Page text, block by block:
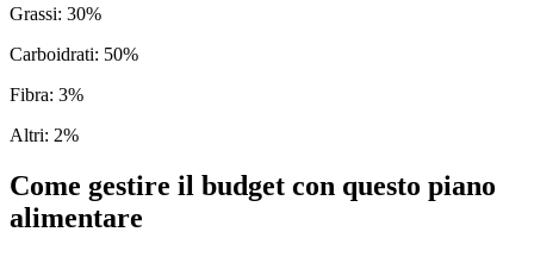
Grassi: 30%
Carboidrati: 50%
Fibra: 3%
Altri: 2%
Come gestire il budget con questo piano
alimentare